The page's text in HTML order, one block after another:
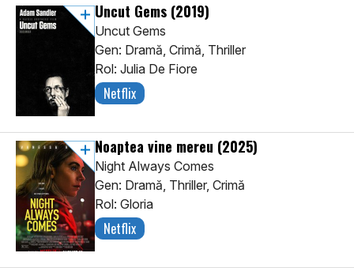
Uncut Gems (2019)
Uncut Gems
Gen: Dramă, Crimă, Thriller
Rol: Julia De Fiore
Netflix
Noaptea vine mereu (2025)
Night Always Comes
Gen: Dramă, Thriller, Crimă
Rol: Gloria
Netflix